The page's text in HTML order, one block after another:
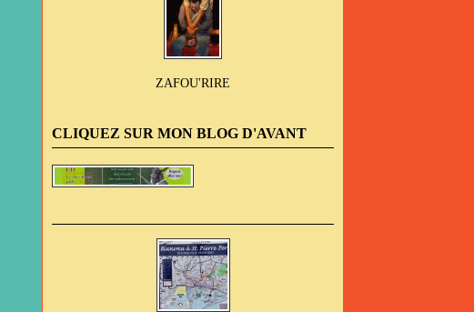
ZAFOU'RIRE
CLIQUEZ SUR MON BLOG D'AVANT